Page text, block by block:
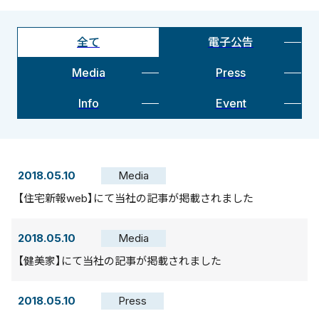
全て 電子公告
Media Press
Info Event
2018.05.10
Media
【住宅新報web】にて当社の記事が掲載されました
2018.05.10
Media
【健美家】にて当社の記事が掲載されました
2018.05.10
Press